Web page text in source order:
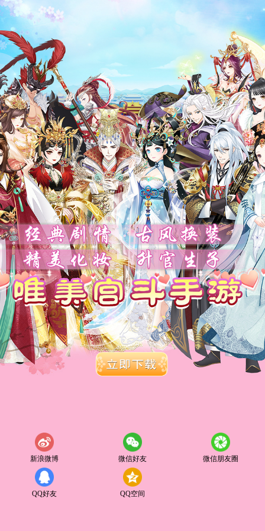
新浪微博 微信好友 微信朋友圈
QQ好友 QQ空间